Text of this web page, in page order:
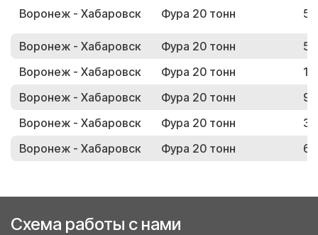
Воронеж - Хабаровск Фура 20 тонн
Воронеж - Хабаровск Фура 20 тонн
Воронеж - Хабаровск
Фура 20 тонн
Воронеж - Хабаровск
Фура 20 тонн
Воронеж - Хабаровск
Фура 20 тонн
Воронеж - Хабаровск
Фура 20 тонн
Схема работы с нами